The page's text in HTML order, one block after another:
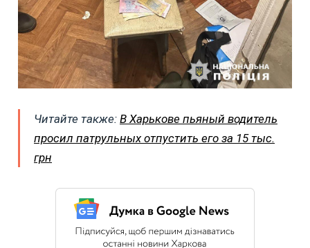
Читайте также: В Харькове пьяный водитель
просил патрульных отпустить его за 15 тыс.
грн